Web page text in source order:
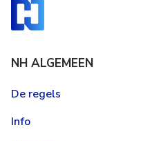
NH ALGEMEEN
De regels
Info